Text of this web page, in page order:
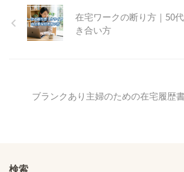
在宅ワークの断り方｜50
き合い方
ブランクあり主婦のための在宅履歴
検索